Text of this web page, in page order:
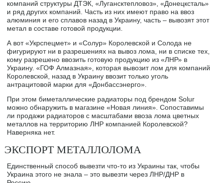
компаний структуры ДТЭК, «Лугансктепловоз», «Донецксталь»
и ряд других компаний. Часть из них имеют право на ввоз
алюминия и его сплавов назад в Украину, часть – вывозят этот
метал в составе готовой продукции.
А вот «Укрспецмет» и «Солур» Королевской и Солода не
фигурируют ни в разрешениях на вывоз лома, ни в списке тех,
кому разрешено ввозить готовую продукцию из «ЛНР» в
Украину. «ГОФ Алмазная», которая вывозит лом для компаний
Королевской, назад в Украину ввозит только уголь
антрацитовой марки для «Донбассэнерго».
При этом биметаллические радиаторы под брендом Solur
можно обнаружить в магазине «Новая линия». Сопоставимы
ли продажи радиаторов с масштабами ввоза лома цветных
металлов на территорию ЛНР компанией Королевской?
Наверняка нет.
ЭКСПОРТ МЕТАЛЛОЛОМА
Единственный способ вывезти что-то из Украины так, чтобы
Украина этого не знала – это вывезти через ЛНР/ДНР в